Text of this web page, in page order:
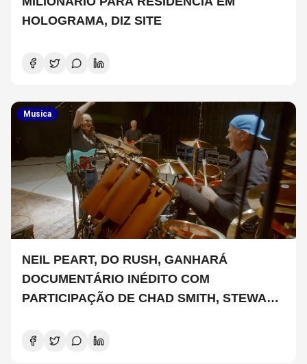
HOLOGRAMA, DIZ SITE
Musica
NEIL PEART, DO RUSH, GANHARÁ
DOCUMENTÁRIO INÉDITO COM
PARTICIPAÇÃO DE CHAD SMITH, STEWART